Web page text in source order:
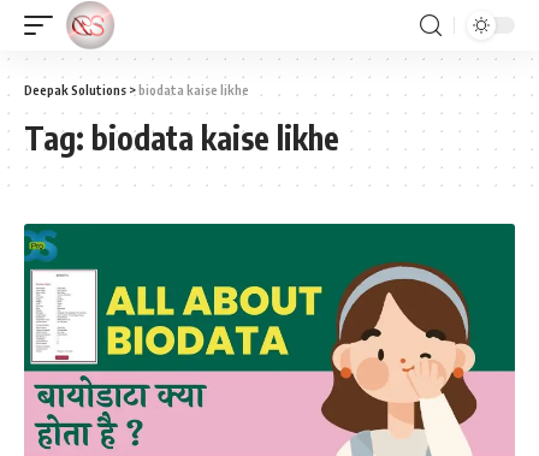
Deepak Solutions >biodata kaise likhe
Tag: biodata kaise likhe